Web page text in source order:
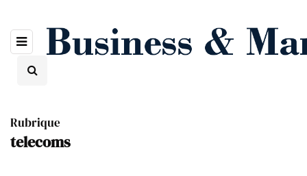
Rubrique
telecoms